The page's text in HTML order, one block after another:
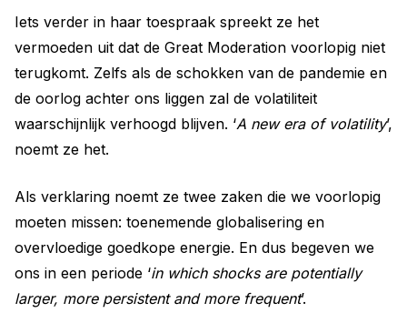
Iets verder in haar toespraak spreekt ze het
vermoeden uit dat de Great Moderation voorlopig niet
terugkomt. Zelfs als de schokken van de pandemie en
de oorlog achter ons liggen zal de volatiliteit
waarschijnlijk verhoogd blijven. ‘A new era of volatility’,
noemt ze het.
Als verklaring noemt ze twee zaken die we voorlopig
moeten missen: toenemende globalisering en
overvloedige goedkope energie. En dus begeven we
ons in een periode ‘in which shocks are potentially
larger, more persistent and more frequent’.